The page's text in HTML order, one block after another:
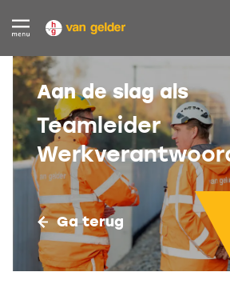
Teamleider
Aan de slag als
Ga terug